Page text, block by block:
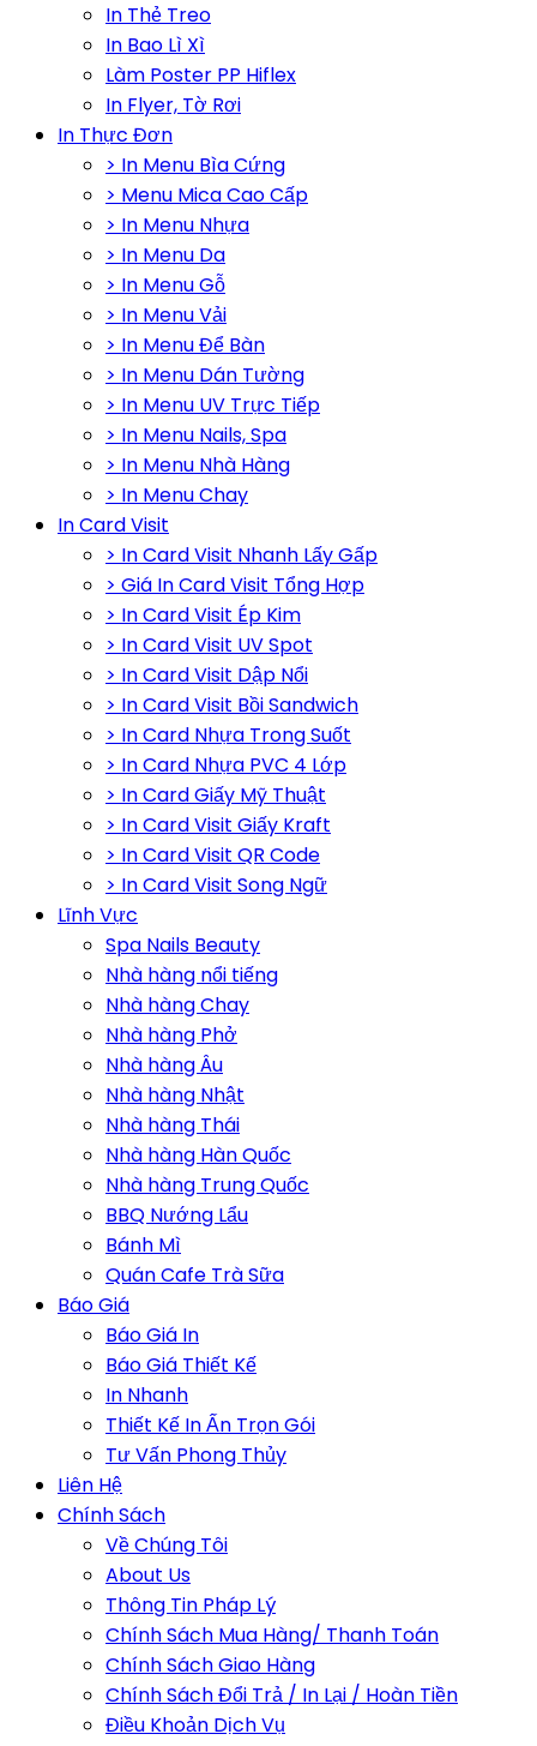
In Thẻ Treo
In Bao Lì Xì
Làm Poster PP Hiflex
In Flyer, Tờ Rơi
In Thực Đơn
> In Menu Bìa Cứng
> Menu Mica Cao Cấp
> In Menu Nhựa
> In Menu Da
> In Menu Gỗ
> In Menu Vải
> In Menu Để Bàn
> In Menu Dán Tường
> In Menu UV Trực Tiếp
> In Menu Nails, Spa
> In Menu Nhà Hàng
> In Menu Chay
In Card Visit
> In Card Visit Nhanh Lấy Gấp
> Giá In Card Visit Tổng Hợp
> In Card Visit Ép Kim
> In Card Visit UV Spot
> In Card Visit Dập Nổi
> In Card Visit Bồi Sandwich
> In Card Nhựa Trong Suốt
> In Card Nhựa PVC 4 Lớp
> In Card Giấy Mỹ Thuật
> In Card Visit Giấy Kraft
> In Card Visit QR Code
> In Card Visit Song Ngữ
Lĩnh Vực
Spa Nails Beauty
Nhà hàng nổi tiếng
Nhà hàng Chay
Nhà hàng Phở
Nhà hàng Âu
Nhà hàng Nhật
Nhà hàng Thái
Nhà hàng Hàn Quốc
Nhà hàng Trung Quốc
BBQ Nướng Lẩu
Bánh Mì
Quán Cafe Trà Sữa
Báo Giá
Báo Giá In
Báo Giá Thiết Kế
In Nhanh
Thiết Kế In Ấn Trọn Gói
Tư Vấn Phong Thủy
Liên Hệ
Chính Sách
Về Chúng Tôi
About Us
Thông Tin Pháp Lý
Chính Sách Mua Hàng/ Thanh Toán
Chính Sách Giao Hàng
Chính Sách Đổi Trả / In Lại / Hoàn Tiền
Điều Khoản Dịch Vụ